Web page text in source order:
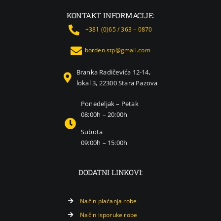
KONTAKT INFORMACIJE:
+381 (0)65 / 363 – 0870
borden.stp@gmail.com
Branka Radičevića 12-14,
lokal 3, 22300 Stara Pazova
Ponedeljak – Petak
08:00h – 20:00h
Subota
09:00h – 15:00h
DODATNI LINKOVI:
Način plaćanja robe
Način isporuke robe